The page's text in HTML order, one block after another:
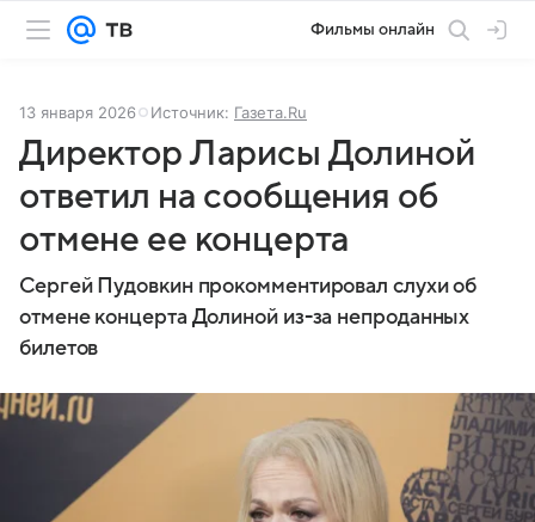
Фильмы онлайн
13 января 2026 Источник: Газета.Ru
Директор Ларисы Долиной
ответил на сообщения об
отмене ее концерта
Сергей Пудовкин прокомментировал слухи об
отмене концерта Долиной из-за непроданных
билетов